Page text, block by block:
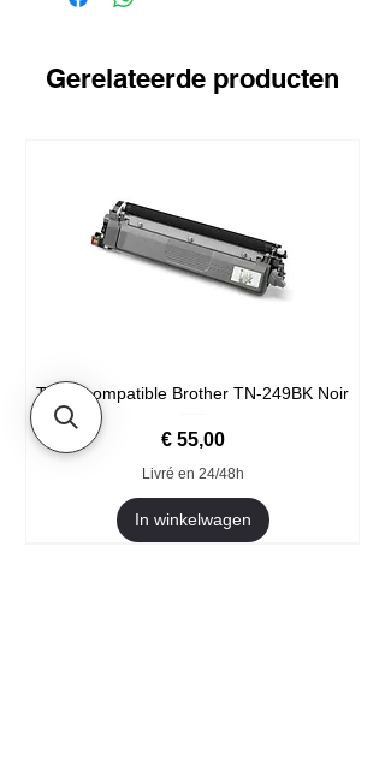
Gerelateerde producten
Toner compatible Brother TN-249BK Noir
Prijs
€ 55,00
Livré en 24/48h
In winkelwagen